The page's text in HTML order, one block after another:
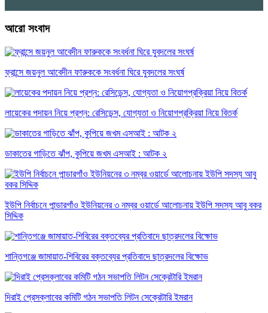
আরো সংবাদ
ফ্রান্সে জয়নুল আবেদীন ফারুককে সংবর্ধনা ঘিরে যুবদলের সংঘর্ষ
লায়েকের পদায়ন নিয়ে প্রশ্ন: রেসিডেন্স, যোগ্যতা ও নিয়োগপ্রক্রিয়া নিয়ে বিতর্ক
ডাকাতের গাড়িতে ঝাঁপ, কুপিয়ে জখম এসআই : আটক ২
ইউপি নির্বাচনে পান্ডারগাঁও ইউনিয়নের ৩ নম্বর ওয়ার্ডে আলোচনায় ইউপি সদস্য আবু বকর
সিদ্দিক
শান্তিগঞ্জে জামায়াত-শিবিরের বক্তব্যের প্রতিবাদে ছাত্রদলের বিক্ষোভ
দিরাই প্রেসক্লাবের কমিটি গঠন সভাপতি লিটন সেক্রেটারি ইমরান